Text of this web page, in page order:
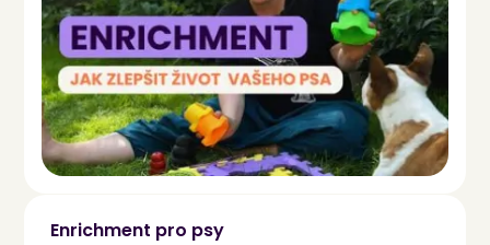
Enrichment pro psy